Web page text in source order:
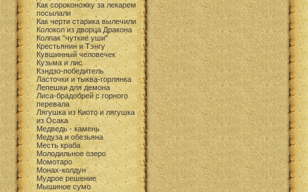
Как сороконожку за лекарем
посылали
Как черти старика вылечили
Колокол из дворца Дракона
Колпак "чуткие уши"
Крестьянин и Тэнгу
Кувшинный человечек
Кузьма и лис
Кэндзо-победитель
Ласточки и тыква-горлянка
Лепешки для демона
Лиса-брадобрей с горного
перевала
Лягушка из Киото и лягушка
из Осака
Медведь - камень
Медуза и обезьяна
Месть краба
Молодильное озеро
Момотаро
Монах-колдун
Мудрое решение
Мышиное сумо